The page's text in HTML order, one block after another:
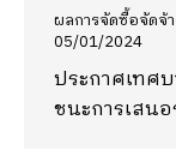
ผลการจัดซื้อจัดจ้
05/01/2024
ประกาศเทศ
ชนะการเสน